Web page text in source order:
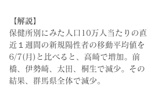
【解説】
保健所別にみた人口10万人当たりの直
近１週間の新規陽性者の移動平均値を
6/7(月)と比べると、高崎で増加。前
橋、伊勢崎、太田、桐生で減少。その
結果、群馬県全体で減少。